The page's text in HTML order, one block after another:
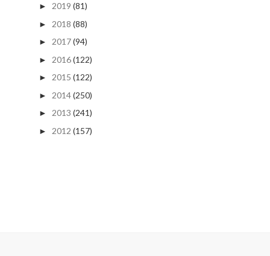
► 2019 (81)
► 2018 (88)
► 2017(94)
► 2016(122)
► 2015 (122)
► 2014(250)
► 2013 (241)
► 2012 (157)